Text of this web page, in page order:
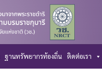
ฐานทรัพยากรท้องถิ่น ติดต่อเรา